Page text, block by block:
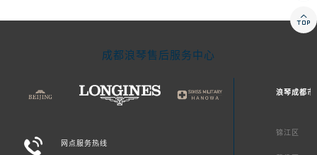
成都浪琴售后服务中心
 网点服务热线
浪琴成都市
锦江区
